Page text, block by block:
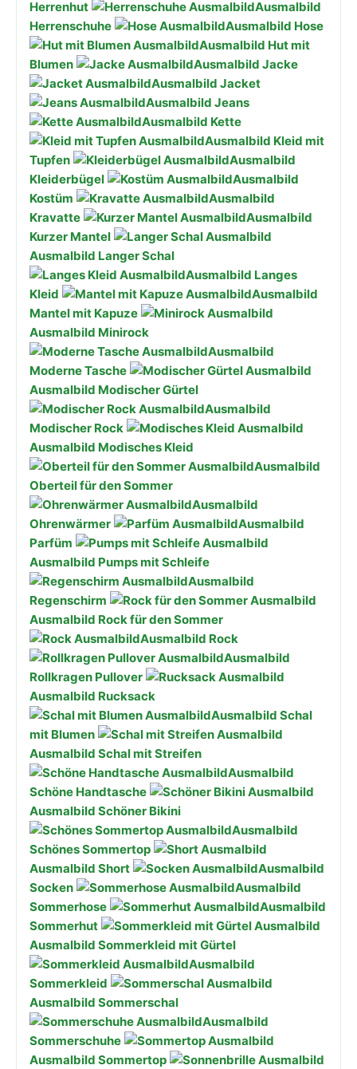
Herrenhut
Ausmalbild
Herrenschuhe
Ausmalbild Hose
Ausmalbild Hut mit
Blumen
Ausmalbild Jacke
Ausmalbild Jacket
Ausmalbild Jeans
Ausmalbild Kette
Ausmalbild Kleid mit
Tupfen
Ausmalbild
Kleiderbügel
Ausmalbild
Kostüm
Ausmalbild
Kravatte
Ausmalbild
Kurzer Mantel
Ausmalbild Langer Schal
Ausmalbild Langes
Kleid
Ausmalbild
Mantel mit Kapuze
Ausmalbild Minirock
Ausmalbild
Moderne Tasche
Ausmalbild Modischer Gürtel
Ausmalbild
Modischer Rock
Ausmalbild Modisches Kleid
Ausmalbild
Oberteil für den Sommer
Ausmalbild
Ohrenwärmer
Ausmalbild
Parfüm
Ausmalbild Pumps mit Schleife
Ausmalbild
Regenschirm
Ausmalbild Rock für den Sommer
Ausmalbild Rock
Ausmalbild
Rollkragen Pullover
Ausmalbild Rucksack
Ausmalbild Schal
mit Blumen
Ausmalbild Schal mit Streifen
Ausmalbild
Schöne Handtasche
Ausmalbild Schöner Bikini
Ausmalbild
Schönes Sommertop
Ausmalbild Short
Ausmalbild
Socken
Ausmalbild
Sommerhose
Ausmalbild
Sommerhut
Ausmalbild Sommerkleid mit Gürtel
Ausmalbild
Sommerkleid
Ausmalbild Sommerschal
Ausmalbild
Sommerschuhe
Ausmalbild Sommertop